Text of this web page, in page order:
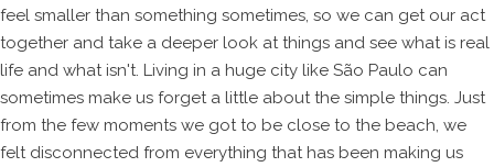
feel smaller than something sometimes, so we can get our act
together and take a deeper look at things and see what is real
life and what isn't. Living in a huge city like São Paulo can
sometimes make us forget a little about the simple things. Just
from the few moments we got to be close to the beach, we
felt disconnected from everything that has been making us